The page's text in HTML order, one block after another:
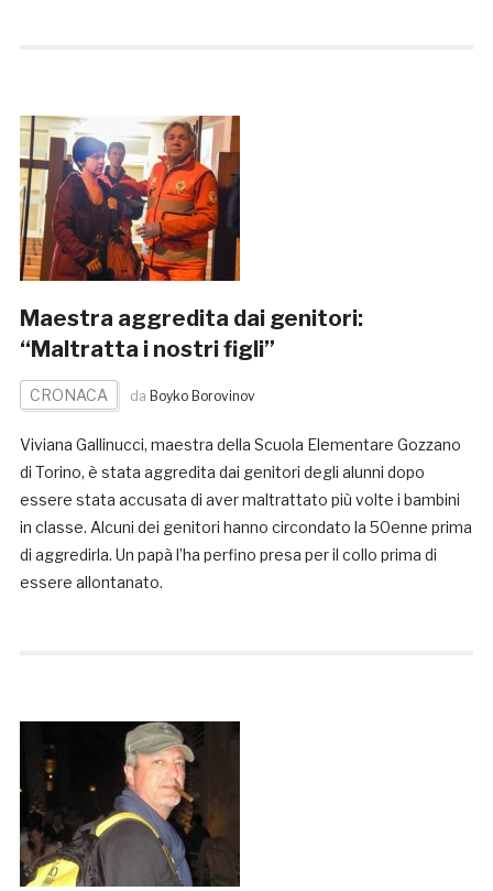
Maestra aggredita dai genitori:
“Maltratta i nostri figli”
CRONACA da Boyko Borovinov
Viviana Gallinucci, maestra della Scuola Elementare Gozzano
di Torino, è stata aggredita dai genitori degli alunni dopo
essere stata accusata di aver maltrattato più volte i bambini
in classe. Alcuni dei genitori hanno circondato la 50enne prima
di aggredirla. Un papà l’ha perfino presa per il collo prima di
essere allontanato.